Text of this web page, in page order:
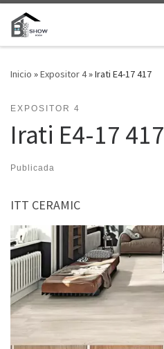
Saltar al contenido
Inicio »Expositor 4»Irati E4-17 417
EXPOSITOR 4
Irati E4-17 417
Publicada
ITT CERAMIC